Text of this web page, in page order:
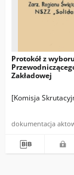
Szczukowskie k/
nr 1 przy
w
Protokół z wyboru
Zakładowej
[Komisja